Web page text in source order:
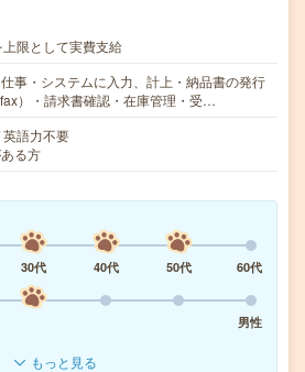
限として実費支給
事・システムに入力、計上・納品書の発行
fax）・請求書確認・在庫管理・受…
英語力不要
る方
30代 40代 50代
60代
男性
もっと見る